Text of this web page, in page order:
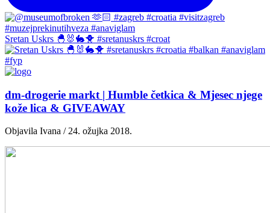
Sretan Uskrs 🐣🐰🐇🐥 #sretanuskrs #croat
dm-drogerie markt | Humble četkica & Mjesec njege
kože lica & GIVEAWAY
Objavila Ivana / 24. ožujka 2018.